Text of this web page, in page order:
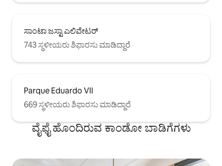
ಸಾಂಟಾ ಜಸ್ಟಾ ಎಲಿವೇಟರ್
743 ಸ್ಥಳೀಯರು ಶಿಫಾರಸು ಮಾಡಿದ್ದಾರೆ
Parque Eduardo VII
669 ಸ್ಥಳೀಯರು ಶಿಫಾರಸು ಮಾಡಿದ್ದಾರೆ
ವೈಫೈ ಹೊಂದಿರುವ ಕಾಂಡೋ ಬಾಡಿಗೆಗಳು